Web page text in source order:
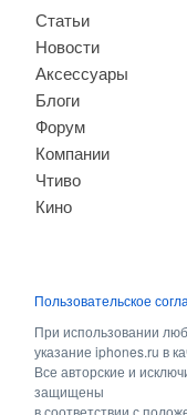
Статьи
Новости
Аксессуары
Блоги
Форум
Компании
Чтиво
Кино
Пользовательское
При использовании
указание iphones.ru в
Все авторские и
защищены
в соответствии с